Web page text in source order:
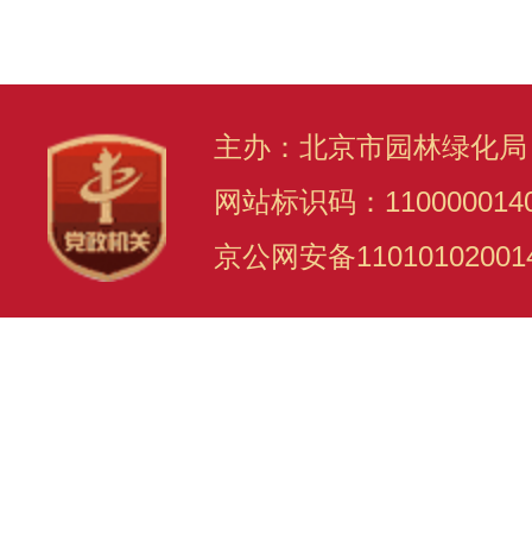
主办：北京市园林绿化
网站标识码：
京公网安备